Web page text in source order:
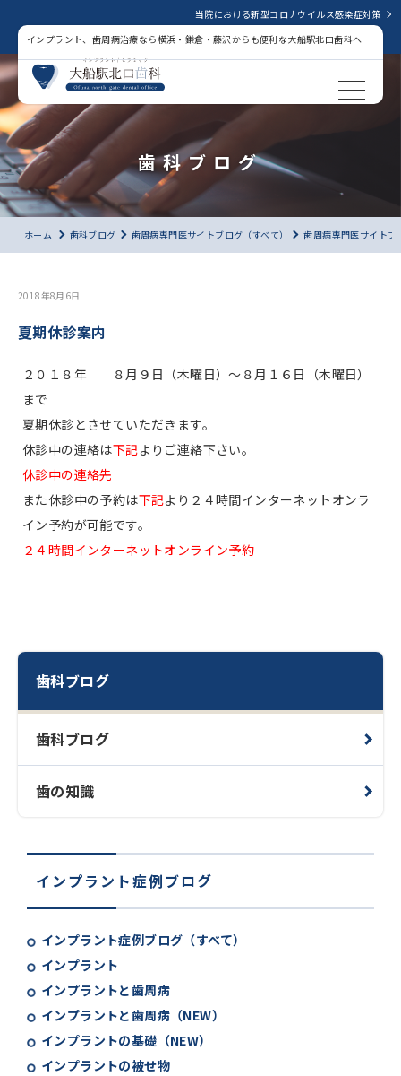
当院における新型コロナウイルス感染症対策
インプラント、歯周病治療なら横浜・鎌倉・藤沢からも便利な大船駅北口歯科へ
歯科ブログ
ホーム 歯科ブログ 歯周病専門医サイトブログ（すべて） 歯周病専門医サイトブ
歯科ブログ
歯科ブログ
歯の知識
インプラント症例ブログ
インプラント症例ブログ（すべて）
インプラント
インプラントと歯周病
インプラントと歯周病（NEW）
インプラントの基礎（NEW）
インプラントの被せ物
2018年8月6日
夏期休診案内
２０１８年 ８月９日（木曜日）〜８月１６日（木曜日）
まで
夏期休診とさせていただきます。
休診中の連絡は下記よりご連絡下さい。
休診中の連絡先
また休診中の予約は下記より２４時間インターネットオンラ
イン予約が可能です。
２４時間インターネットオンライン予約